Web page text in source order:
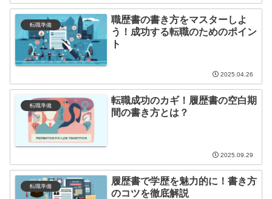
転職準備
職歴書の書き方をマスターしよ
う！成功する転職のためのポイン
ト
2025.04.26
転職準備
転職成功のカギ！履歴書の空白期
間の書き方とは？
2025.09.29
転職準備
履歴書で学歴を魅力的に！書き方
のコツを徹底解説